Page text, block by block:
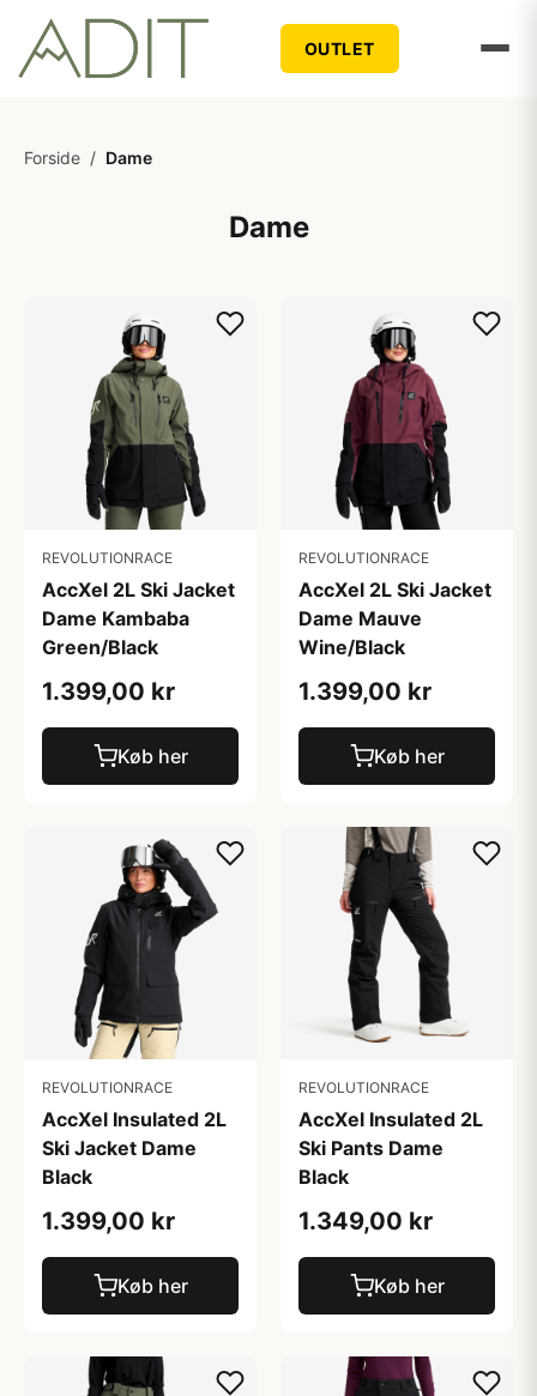
OUTLET
Forside / Dame
Dame
REVOLUTIONRACE
AccXel 2L Ski Jacket
Dame Kambaba
Green/Black
1.399,00 kr
Køb her
REVOLUTIONRACE
AccXel 2L Ski Jacket
Dame Mauve
Wine/Black
1.399,00 kr
Køb her
REVOLUTIONRACE
AccXel Insulated 2L
Ski Jacket Dame
Black
1.399,00 kr
Køb her
REVOLUTIONRACE
AccXel Insulated 2L
Ski Pants Dame
Black
1.349,00 kr
Køb her